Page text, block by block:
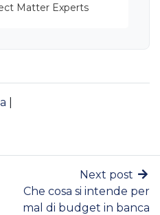
Matter Experts
Next post
Che cosa si intende per
mal di budget in banca